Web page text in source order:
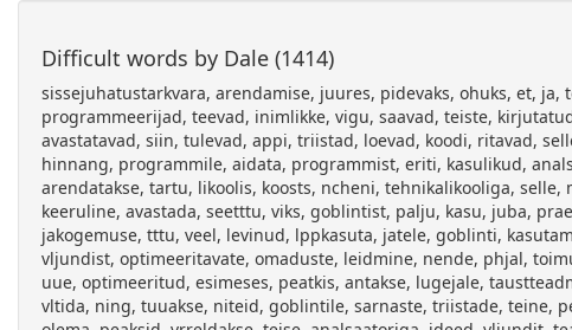
Difficult words by Dale (1414)
sissejuhatustarkvara, arendamise, juures, pidevaks, ohuks, et, ja, testimise, jal, ei, ole, kigele, meldud, ilmnevad, olukorrad, kus, arendatud, tarkvara, kitub, teisiti, kui, planeeritud, sest, programmeerijad, teevad, inimlikke, vigu, saavad, teiste, kirjutatud, koodist, valesti, aru, leidub, mis, vivad, kirjutamise, kigus, kergelt, tekkida, aga, lugemise, pruugi, olla, lihtsalt, avastatavad, siin, tulevad, appi, triistad, loevad, koodi, ritavad, sellest, leida, staatiline, analsaator, triist, analsib, programmi, seda, jooksutamata, staatilise, analsaatori, eesmrgiks, anda, hinnang, programmile, aidata, programmist, eriti, kasulikud, analsaatorid, usaldusvrsed, mratlevad, ra, tpi, nad, otsivad, leia, siis, vib, kindel, antud, programmis, leidu, goblint, mida, arendatakse, tartu, likoolis, koosts, ncheni, tehnikalikooliga, selle, mitmelimelistes, keeles, programmides, avastades, usaldusvrselt, andmejookse, selliseid, programmeerijal, endal, vga, keeruline, avastada, seetttu, viks, goblintist, palju, kasu, juba, praegu, triista, pidada, parimaks, omalaadseks, kuid, tema, akadeemilise, olemuse, spetsiilisi, teadmisi, nudva, kasuta, jakogemuse, tttu, veel, levinud, lppkasuta, jatele, goblinti, kasutamise, mugavamaks, muutmine, autori, panuseks, kasutatavuse, anals, seejrel, tstmine, tstmise, oluliseks, sammuks, vljundist, optimeeritavate, omaduste, leidmine, nende, phjal, toimub, lpuks, vljundi, ttlemine, praktilise, osa, tulemusena, valmis, java, programm, vtab, sisendiks, esialgse, annab, vlja, uue, optimeeritud, esimeses, peatkis, antakse, lugejale, taustteadmised, analsi, mitmelimelisuse, kohta, kirjeldatakse, poolt, avastatavaid, ehk, seletatakse, kuidas, lukkude, abil, saab, vltida, ning, tuuakse, niteid, goblintile, sarnaste, triistade, teine, peatkk, tegeleb, analsiga, visualiseerimise, loogika, leidmisega, selleks, omadused, hel, hsti, kasutataval, analsaatoril, olema, peaksid, vrreldakse, teise, analsaatoriga, ideed, vljundit, teadmiste, parandada, kolmas, kirjeldab, valminud, praktilist, andes, levaate, eelmise, peatki, lahendusest, tuues, nite, tst, neljandas, analsitakse, lahendust, kvalitatiivselt, kvantitatiivselt, demonstreeritakse, paremust, lisaks, leitakse, viis, kasutatavust, loetavust, tulevikus, veelgi, arendada, saaks, lisas, toodud, nide, formaadis, lpus, lihtlitsents, lput, reprodutseerimiseks, ldsusele, kttesaadavaks, tegemiseks, taustainfoantud, loetavuse, huvides, selles, va, jaminev, taustainfo, terminite, seletused, jaotises, phimtteid, teises, rgitakse, mitmelimelisusest, hest, mitmelimelisusega, kaasnevast, ohust, andmejooksust, seonduvate, probleemide, lukkudest, kolmandas, goblintiga, vljundeid, aastal, testati, peatumise, probleemi, ldistus, ricei, teoreem, teada, funktsionaalse, kitumise, esitatavatele, mittetriviaalsetele, ksimustele, saa, algoritmi, vastata, kindlalt, jah, vi, triviaalne, probleem, kontekstis, selline, mille, vastus, iga, korral, samamoodi, tpseid, vastuseid, ka, paljudele, mitte, kivatele, nagu, niteks, dnaamiline, mlu, mitmelimelisus, sellele, vaatamata, ennustada, iteks, meil, suvalise, ksimus, kas, aadressi, poole, samal, prduda, kaks, erinevat, kindlat, vastust, vastatakse, baasjuhul, kord, tihemini, parema, tegemist, programmeerija, manuaalselt, le, vaadata, kik, kohad, koodis, kood, korrektne, vigane, vimalusel, nii, elda, perspektiivist, andmejooks, lim, iseseisev, kergekaaluline, protsess, erinevad, limed, jagavad, hist, mitmelimeliste, programmide, jooksevad, tu, samaaegselt, erinevates,